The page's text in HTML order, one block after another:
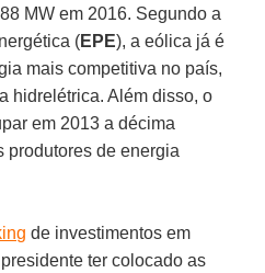
MW em 2016. Segundo a
(EPE), a eólica já é
mais competitiva no país,
hidrelétrica. Além disso, o
em 2013 a décima
produtores de energia
de investimentos em
ter colocado as